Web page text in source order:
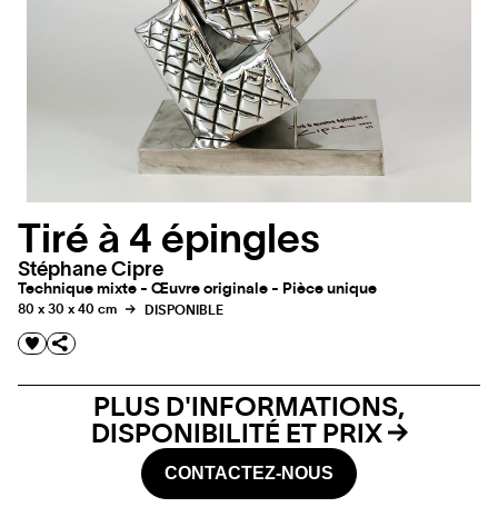
Tiré à 4 épingles
Stéphane Cipre
Technique mixte - Œuvre originale - Pièce unique
80 x 30 x 40 cm DISPONIBLE
PLUS D'INFORMATIONS,
DISPONIBILITÉ ET PRIX
CONTACTEZ-NOUS